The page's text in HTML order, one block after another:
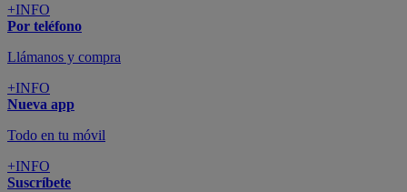
+INFO
Por teléfono
Llámanos y compra
+INFO
Nueva app
Todo en tu móvil
+INFO
Suscríbete